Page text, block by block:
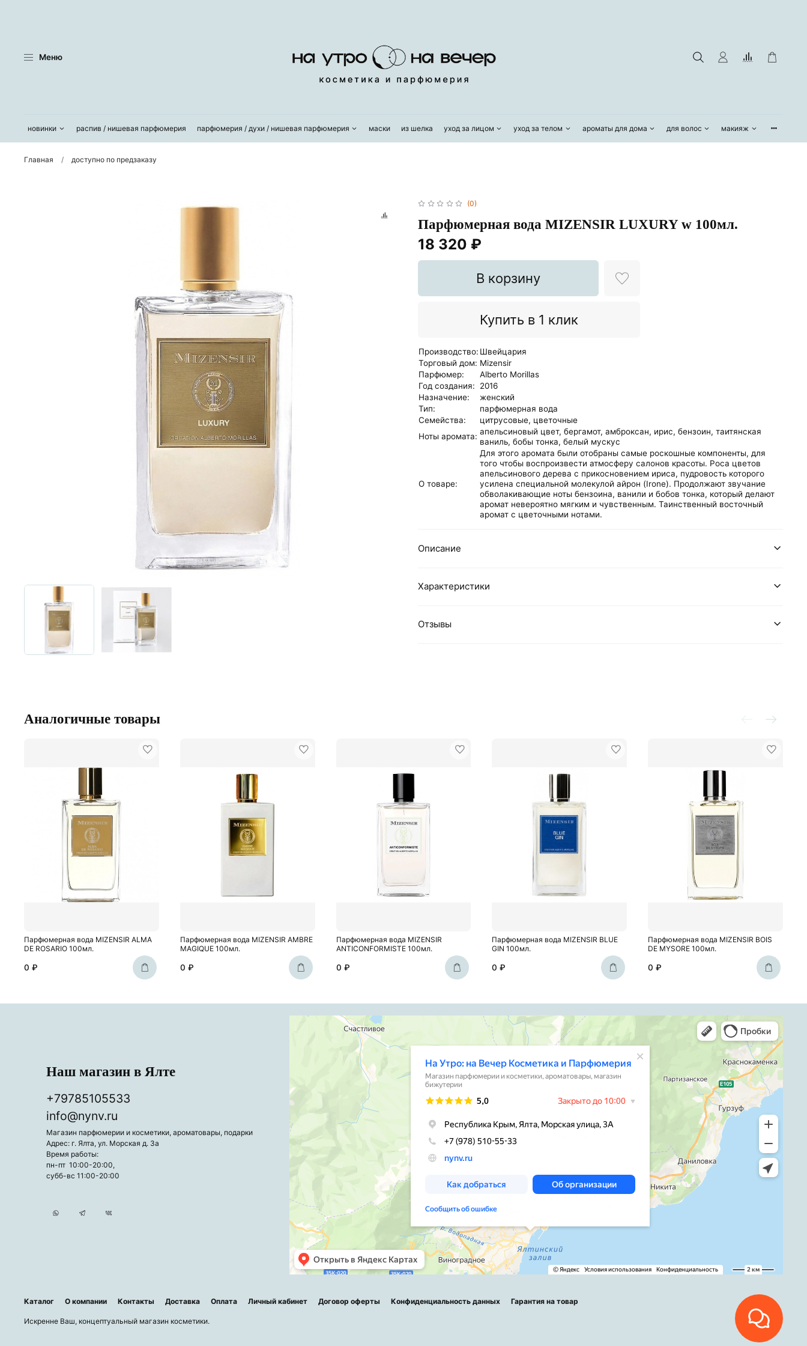
Меню
новинки распив / нишевая парфюмерия парфюмерия / духи / нишевая парфюмерия маски из шелка уход за лицом уход за телом ароматы для дома для волос макияж
Главная доступно по предзаказу
(0)
Парфюмерная вода MIZENSIR LUXURY w 100мл.
18 320 ₽
В корзину
Купить в 1 клик
Производство: Швейцария
Торговый дом: Mizensir
Парфюмер:
Alberto Morillas
Год создания:
2016
Назначение:
женский
Тип:
парфюмерная вода
Семейства:
цитрусовые, цветочные
Ноты аромата: апельсиновый цвет, бергамот, амброксан, ирис, бензоин, таитянская
ваниль, бобы тонка, белый мускус
О товаре:
Для этого аромата были отобраны самые роскошные компоненты, для
того чтобы воспроизвести атмосферу салонов красоты. Роса цветов
апельсинового дерева с прикосновением ириса, пудровость которого
усилена специальной молекулой айрон (Irone). Продолжают звучание
обволакивающие ноты бензоина, ванили и бобов тонка, который делают
аромат невероятно мягким и чувственным. Таинственный восточный
аромат с цветочными нотами.
Описание
Характеристики
Отзывы
Аналогичные товары
Парфюмерная вода MIZENSIR ALMA
DE ROSARIO 100мл.
0 ₽
Парфюмерная вода MIZENSIR AMBRE
MAGIQUE 100мл.
0 ₽
Парфюмерная вода MIZENSIR
ANTICONFORMISTE 100мл.
0 ₽
Парфюмерная вода MIZENSIR BLUE
GIN 100мл.
0 ₽
Парфюмерная вода MIZENSIR BOIS
DE MYSORE 100мл.
0 ₽
Наш магазин в Ялте
+79785105533
info@nynv.ru
Магазин парфюмерии и косметики, ароматовары, подарки
Адрес: г. Ялта, ул. Морская д. 3а
Время работы:
пн-пт 10:00-20:00,
субб-вс 11:00-20:00
Каталог О компании Контакты Доставка Оплата Личный кабинет Договор оферты Конфиденциальность данных Гарантия на товар
Искренне Ваш, концептуальный магазин косметики.